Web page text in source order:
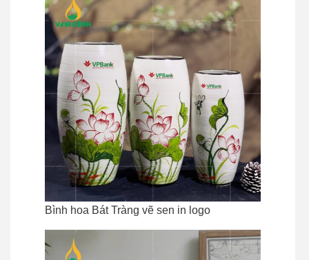
Bình hoa Bát Tràng vẽ sen in logo